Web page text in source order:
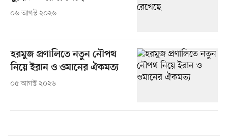
০৬ আগস্ট ২০২৬
হরমুজ প্রণালিতে নতুন নৌপথ
নিয়ে ইরান ও ওমানের ঐকমত্য
০৫ আগস্ট ২০২৬